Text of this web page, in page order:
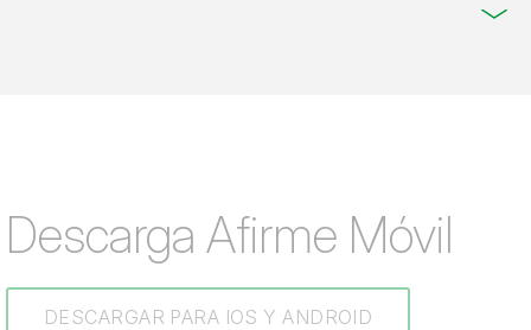
Descarga Afirme Móvil
DESCARGAR PARA IOS Y ANDROID